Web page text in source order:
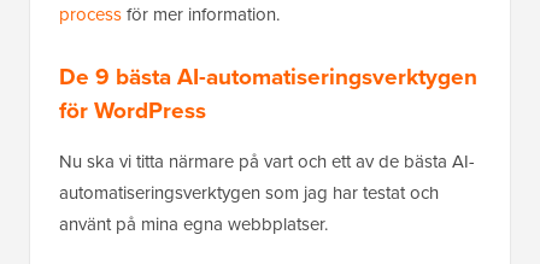
processför mer information.
De 9 bästa AI-automatiseringsverktygen
för WordPress
Nu ska vi titta närmare på vart och ett av de bästa AI-
automatiseringsverktygen som jag har testat och
använt på mina egna webbplatser.